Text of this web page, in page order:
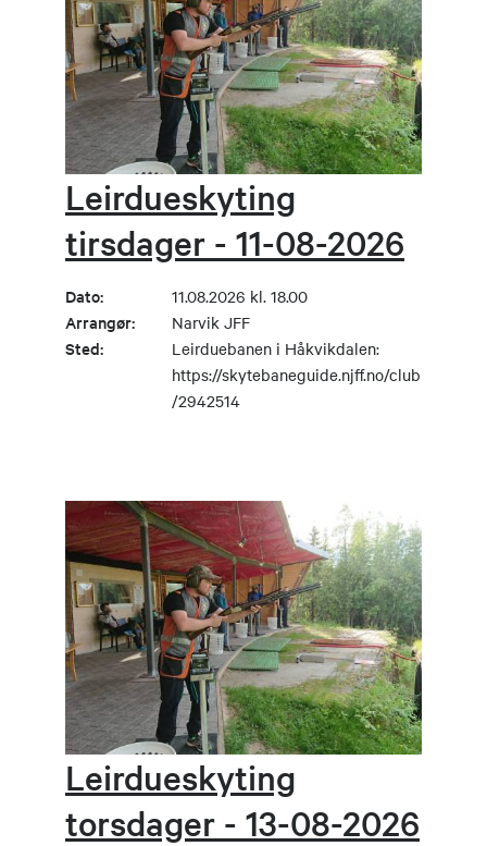
Leirdueskyting
tirsdager - 11-08-2026
Dato: 11.08.2026 kl. 18.00
Arrangør: Narvik JFF
Sted:
Leirduebanen i Håkvikdalen:
https://skytebaneguide.njff.no/club
/2942514
Leirdueskyting
torsdager - 13-08-2026